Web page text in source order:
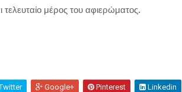
τελευταίο μέρος του αφιερώματος.
Google+ Pinterest Linkedin